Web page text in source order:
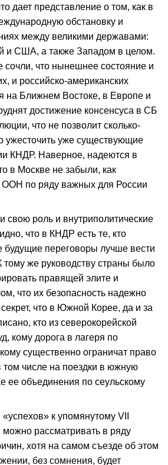
дает представление о том, как в
обстановку и
между великими державами:
и США, а также Западом в целом.
сочли, что нынешнее состояние и
и российско-американских
на Ближнем Востоке, в Европе и
достижение консенсуса в СБ
что не позволит сколько-
ужесточить уже существующие
КНДР. Наверное, надеются в
в Москве не забыли, как
по ряду важных для России
свою роль и внутриполитические
что в КНДР есть те, кто
будущие переговоры лучше вести
тому же руководству страны было
правящей элите и
что их безопасность надежно
что в Южной Корее, да и за
кто из северокорейской
кому дорога в лагеря по
существенно ограничат право
числе на поездки в южную
ее объединения по сеульскому
к упомянутому VII
рассматривать в ряду
хотя на самом съезде об этом
без сомнения, будет